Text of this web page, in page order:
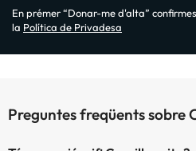
En prémer “Donar-me d'alta”
la Política de Privadesa
Preguntes freqüents sobre